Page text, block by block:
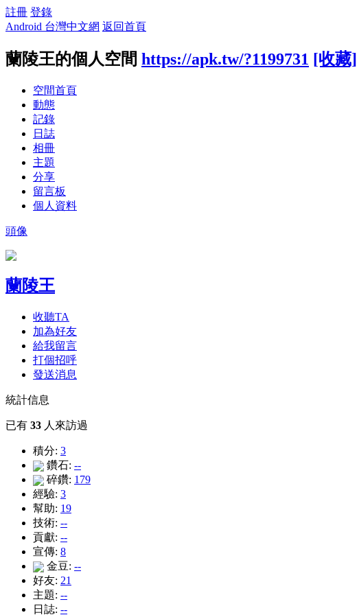
註冊 登錄
Android 台灣中文網 返回首頁
蘭陵王的個人空間 https://apk.tw/?1199731 [收藏]
空間首頁
動態
記錄
日誌
相冊
主題
分享
留言板
個人資料
頭像
蘭陵王
收聽TA
加為好友
給我留言
打個招呼
發送消息
統計信息
已有 33 人來訪過
積分: 3
鑽石: --
碎鑽: 179
經驗: 3
幫助: 19
技術: --
貢獻: --
宣傳: 8
金豆: --
好友: 21
主題: --
日誌: --